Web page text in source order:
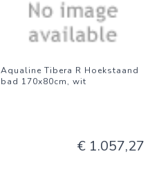
Aqualine Tibera R Hoekstaand
bad 170x80cm, wit
€ 1.057,27